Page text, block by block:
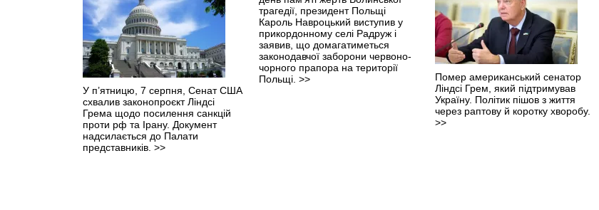
У п’ятницю, 7 серпня, Сенат США
схвалив законопроєкт Ліндсі
Грема щодо посилення санкцій
проти рф та Ірану. Документ
надсилається до Палати
представників. >>
трагедії, президент Польщі
Кароль Навроцький виступив у
прикордонному селі Радруж і
заявив, що домагатиметься
законодавчої заборони червоно-
чорного прапора на території
Польщі. >>
Помер американський сенатор
Ліндсі Грем, який підтримував
Україну. Політик пішов з життя
через раптову й коротку хворобу.
>>